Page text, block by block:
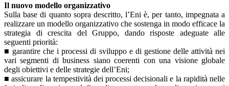
Il nuovo modello organizzativo
Sulla base di quanto sopra descritto, l’Eni è, per tanto, impegnata a
realizzare un modello organizzativo che sostenga in modo efficace la
strategia di crescita del Gruppo, dando risposte adeguate alle
seguenti priorità:
■ garantire che i processi di sviluppo e di gestione delle attività nei
vari segmenti di business siano coerenti con una visione globale
degli obiettivi e delle strategie dell’Eni;
■ assicurare la tempestività dei processi decisionali e la rapidità nelle